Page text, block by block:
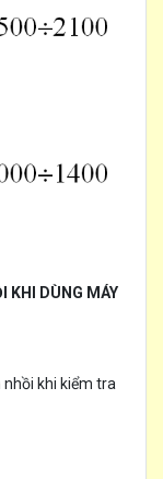
KHI DÙNG MÁY
khi kiểm tra